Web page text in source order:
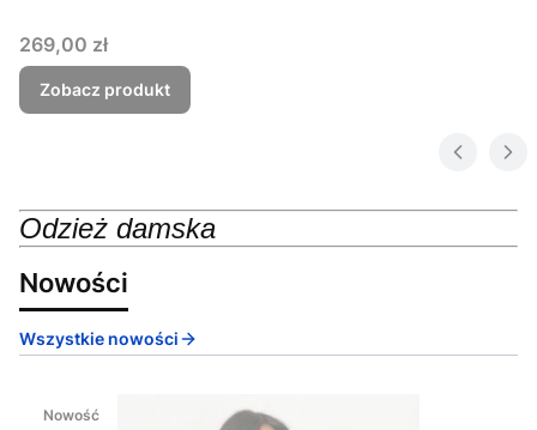
Cena
269,00 zł
Zobacz produkt
Odzież damska
Nowości
Wszystkie nowości
Nowość